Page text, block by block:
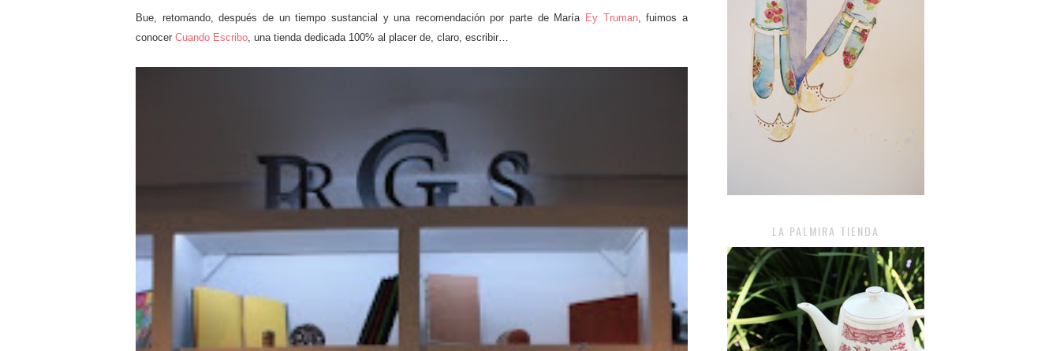
Bue, retomando, después de un tiempo sustancial y una recomendación por parte de María Ey Truman, fuimos a
conocer Cuando Escribo , una tienda dedicada 100% al placer de, claro, escribir…
LA PALMIRA TIENDA